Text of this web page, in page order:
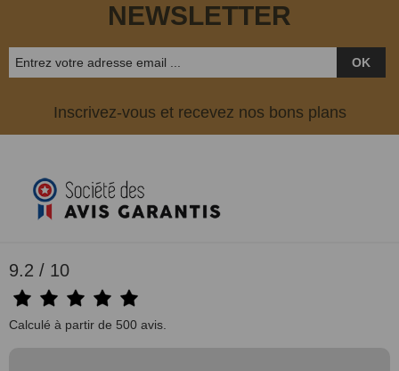
NEWSLETTER
OK
Inscrivez-vous et recevez nos bons plans
9.2 / 10
Calculé à partir de 500 avis.